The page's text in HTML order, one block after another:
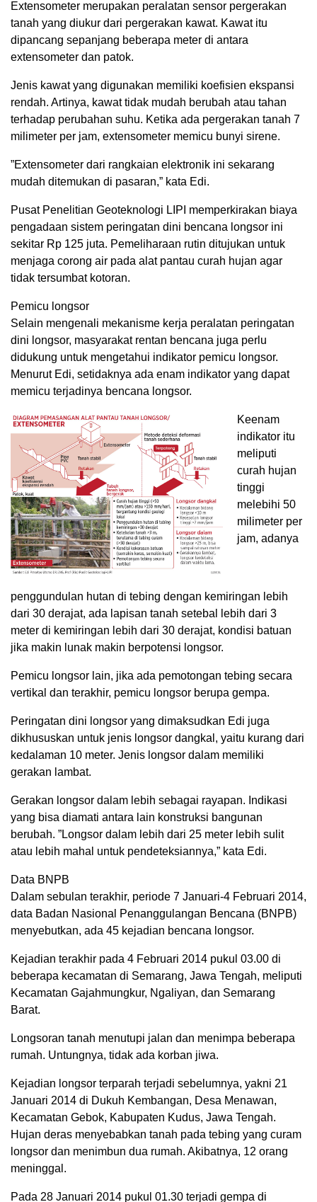
Extensometer merupakan peralatan sensor pergerakan
tanah yang diukur dari pergerakan kawat. Kawat itu
dipancang sepanjang beberapa meter di antara
extensometer dan patok.
Jenis kawat yang digunakan memiliki koefisien ekspansi
rendah. Artinya, kawat tidak mudah berubah atau tahan
terhadap perubahan suhu. Ketika ada pergerakan tanah 7
milimeter per jam, extensometer memicu bunyi sirene.
”Extensometer dari rangkaian elektronik ini sekarang
mudah ditemukan di pasaran,” kata Edi.
Pusat Penelitian Geoteknologi LIPI memperkirakan biaya
pengadaan sistem peringatan dini bencana longsor ini
sekitar Rp 125 juta. Pemeliharaan rutin ditujukan untuk
menjaga corong air pada alat pantau curah hujan agar
tidak tersumbat kotoran.
Pemicu longsor
Selain mengenali mekanisme kerja peralatan peringatan
dini longsor, masyarakat rentan bencana juga perlu
didukung untuk mengetahui indikator pemicu longsor.
Menurut Edi, setidaknya ada enam indikator yang dapat
memicu terjadinya bencana longsor.
Keenam
indikator itu
meliputi
curah hujan
tinggi
melebihi 50
milimeter per
jam, adanya
penggundulan hutan di tebing dengan kemiringan lebih
dari 30 derajat, ada lapisan tanah setebal lebih dari 3
meter di kemiringan lebih dari 30 derajat, kondisi batuan
jika makin lunak makin berpotensi longsor.
Pemicu longsor lain, jika ada pemotongan tebing secara
vertikal dan terakhir, pemicu longsor berupa gempa.
Peringatan dini longsor yang dimaksudkan Edi juga
dikhususkan untuk jenis longsor dangkal, yaitu kurang dari
kedalaman 10 meter. Jenis longsor dalam memiliki
gerakan lambat.
Gerakan longsor dalam lebih sebagai rayapan. Indikasi
yang bisa diamati antara lain konstruksi bangunan
berubah. ”Longsor dalam lebih dari 25 meter lebih sulit
atau lebih mahal untuk pendeteksiannya,” kata Edi.
Data BNPB
Dalam sebulan terakhir, periode 7 Januari-4 Februari 2014,
data Badan Nasional Penanggulangan Bencana (BNPB)
menyebutkan, ada 45 kejadian bencana longsor.
Kejadian terakhir pada 4 Februari 2014 pukul 03.00 di
beberapa kecamatan di Semarang, Jawa Tengah, meliputi
Kecamatan Gajahmungkur, Ngaliyan, dan Semarang
Barat.
Longsoran tanah menutupi jalan dan menimpa beberapa
rumah. Untungnya, tidak ada korban jiwa.
Kejadian longsor terparah terjadi sebelumnya, yakni 21
Januari 2014 di Dukuh Kembangan, Desa Menawan,
Kecamatan Gebok, Kabupaten Kudus, Jawa Tengah.
Hujan deras menyebabkan tanah pada tebing yang curam
longsor dan menimbun dua rumah. Akibatnya, 12 orang
meninggal.
Pada 28 Januari 2014 pukul 01.30 terjadi gempa di